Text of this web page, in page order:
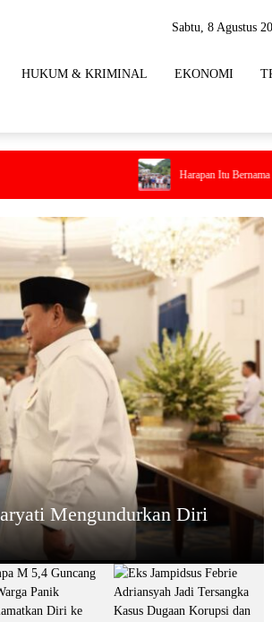
Sabtu, 8 Agustus
HUKUM & KRIMINAL EKONOMI
Harapan Itu Bernama Kemah Rakyat
Rebut Gelar Juara Dunia